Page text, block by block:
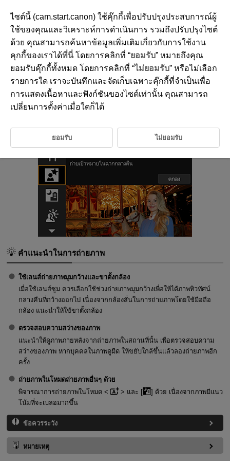
D180-039
โหมดบุคคลกลางคืน
ใช้โหมด [ ] (บุคคลกลางคืน) สำหรับการถ่ายภาพที่สว่างและสวยงามของ
บุคคลโดยมีฉากกลางคืนเป็นพื้นหลัง โปรดทราบว่าการถ่ายภาพในโหมดนี้
คำแนะนำในการถ่ายภาพ
ใช้เลนส์ถ่ายภาพมุมกว้างและขาตั้งกล้อง
เมื่อใช้เลนส์ซูม ควรเลือกใช้ช่วงถ่ายภาพมุมกว้างเพื่อให้ได้ภาพทิวทัศน์
กลางคืนที่กว้างออกไป เนื่องจากกล้องสั่นในการถ่ายภาพโดยใช้มือถือ
กล้อง แนะนำให้ใช้ขาตั้งกล้อง
ตรวจสอบความสว่างของภาพ
แนะนำให้ดูภาพภายหลังจากถ่ายภาพในสถานที่นั้น เพื่อตรวจสอบความ
สว่างของภาพ หากบุคคลในภาพดูมืด ให้ขยับใกล้ขึ้นแล้วลองถ่ายภาพอีก
ครั้ง
ถ่ายภาพในโหมดถ่ายภาพอื่นๆ ด้วย
พิจารณาการถ่ายภาพในโหมด
และ [
] ด้วย เนื่องจากภาพมีแนว
โน้มที่จะเบลอมากขึ้น
ข้อควรระวัง
หมายเหตุ
ไซต์นี้ (cam.start.canon) ใช้คุ๊กกี้เพื่อปรับปรุงประสบการณ์ผู้
ใช้ของคุณและวิเคราะห์การดำเนินการ รวมถึงปรับปรุงไซต์
ด้วย คุณสามารถค้นหาข้อมูลเพิ่มเติมเกี่ยวกับการใช้งาน
คุกกี้ของเราได้ที่นี่โดยการคลิกที่ “ยอมรับ” หมายถึงคุณ
ยอมรับคุ๊กกี้ทั้งหมด โดยการคลิกที่ “ไม่ยอมรับ” หรือไม่เลือก
รายการใด เราจะบันทึกและจัดเก็บเฉพาะคุ๊กกี้ที่จำเป็นเพื่อ
การแสดงเนื้อหาและฟังก์ชันของไซต์เท่านั้น คุณสามารถ
เปลี่ยนการตั้งค่าเมื่อใดก็ได้
ยอมรับ ไม่ยอมรับ